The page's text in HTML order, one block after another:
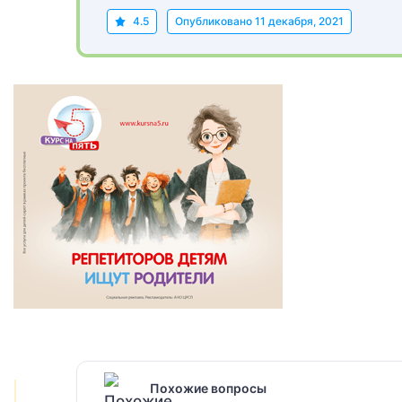
4.5 Опубликовано 11 декабря, 2021
Похожие вопросы